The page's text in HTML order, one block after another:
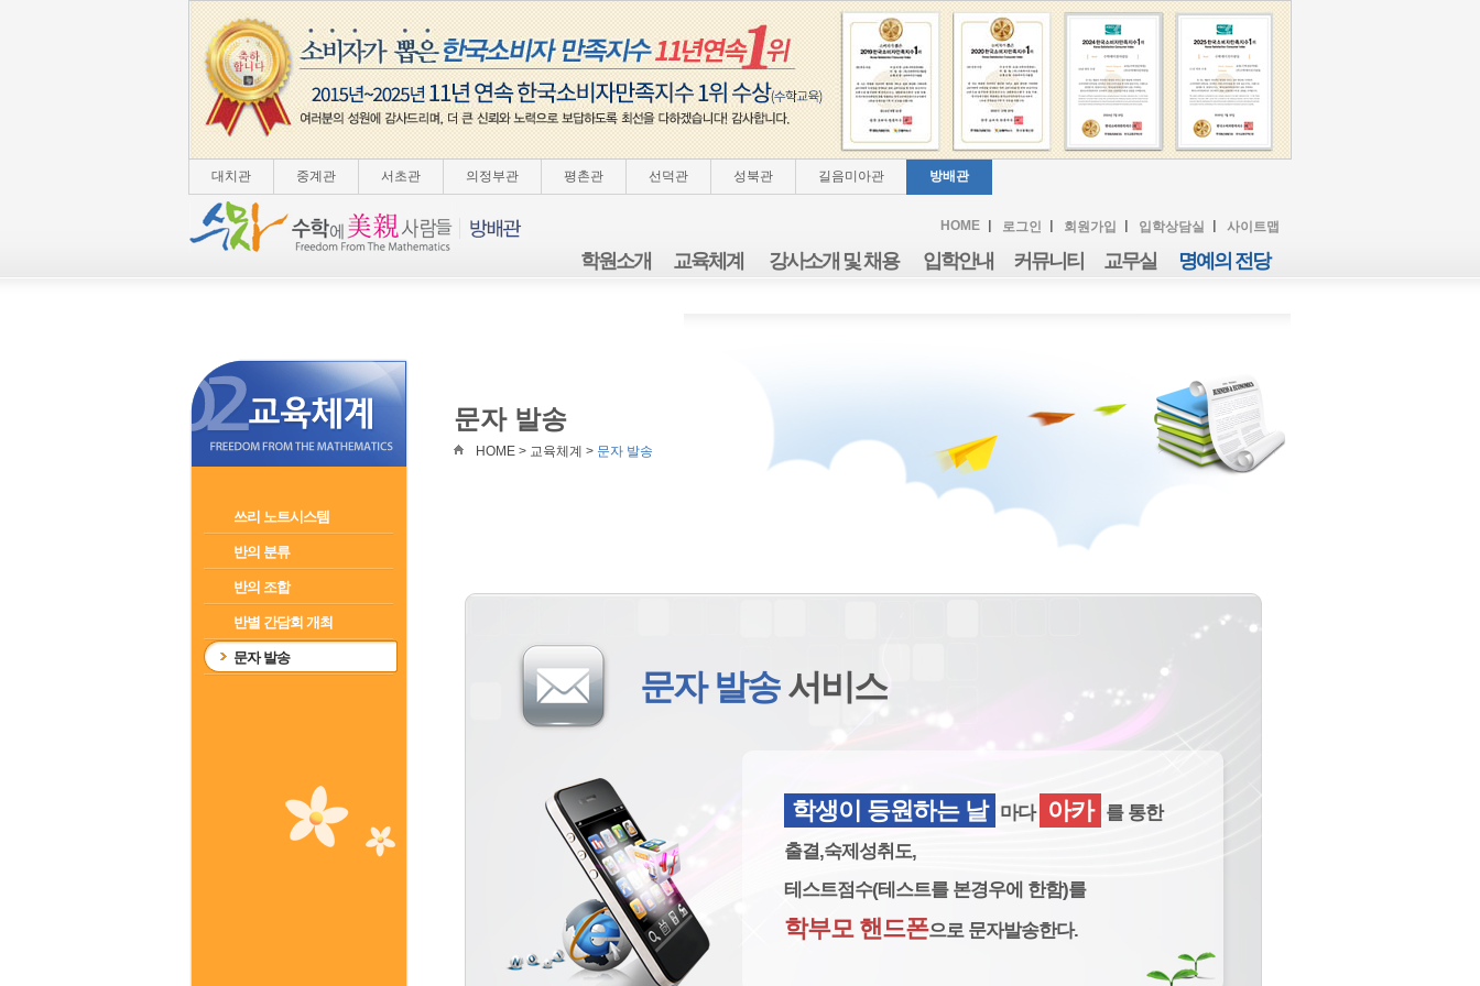
대치관 중계관 서초관 의정부관 평촌관 선덕관 성북관 길음미아관 방배관
HOME 로그인 회원가입 입학상담실 사이트맵
학원소개 교육체계 강사소개 및 채용 입학안내 커뮤니티 교무실 명예의 전당
쓰리 노트시스템
반의 분류
반의 조합
반별 간담회 개최
문자 발송
문자 발송
HOME > 교육체계 > 문자 발송
문자 발송서비스
학생이 등원하는 날 마다 아카
를 통한
출결,숙제성취도,
테스트점수(테스트를 본경우에 한함)를
학부모 핸드폰으로 문자발송한다.